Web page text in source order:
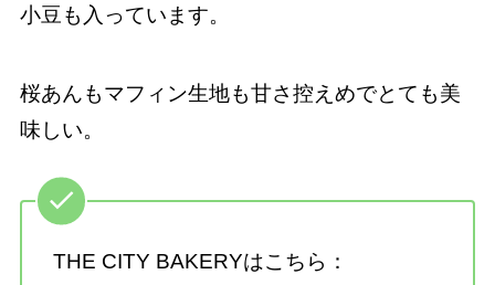
小豆も入っています。
桜あんもマフィン生地も甘さ控えめでとても美
味しい。
THE CITY BAKERYはこちら：